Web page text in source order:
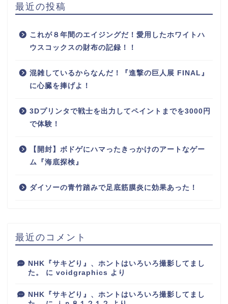
最近の投稿
これが８年間のエイジングだ！愛用したホワイトハ
ウスコックスの財布の記録！！
混雑しているからなんだ！『進撃の巨人展 FINAL』
に心臓を捧げよ！
3Dプリンタで戦士を出力してペイントまでを3000円
で体験！
【開封】ボドゲにハマったきっかけのアートなゲー
ム『海底探検』
ダイソーの青竹踏みで足底筋膜炎に効果あった！
最近のコメント
NHK『サキどり』、ホントはいろいろ撮影してまし
た。
に voidgraphics より
NHK『サキどり』、ホントはいろいろ撮影してまし